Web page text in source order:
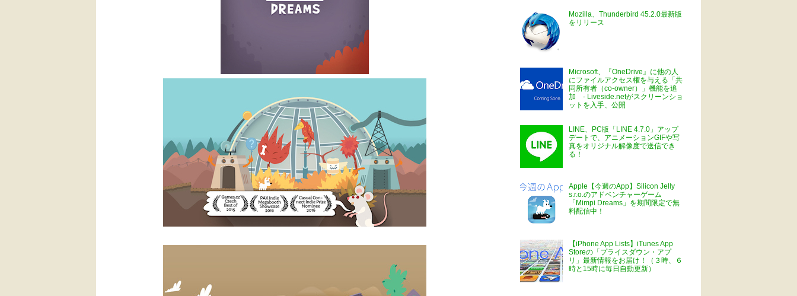
Mozilla、Thunderbird 45.2.0最新版
をリリース
Microsoft、『OneDrive』に他の人
にファイルアクセス権を与える「共
同所有者（co-owner）」機能を追
加 - Liveside.netがスクリーンショ
ットを入手、公開
LINE、PC版「LINE 4.7.0」アップ
デートで、アニメーションGIFや写
真をオリジナル解像度で送信でき
る！
Apple【今週のApp】Silicon Jelly
s.r.o.のアドベンチャーゲーム
「Mimpi Dreams」を期間限定で無
料配信中！
【iPhone App Lists】iTunes App
Storeの「プライスダウン・アプ
リ」最新情報をお届け！（３時、６
時と15時に毎日自動更新）